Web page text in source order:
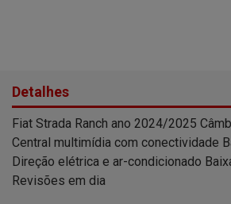
Detalhes
Fiat Strada Ranch ano 2024/2025
Central multimídia com conectividade
Direção elétrica e ar-condicionado
Revisões em dia